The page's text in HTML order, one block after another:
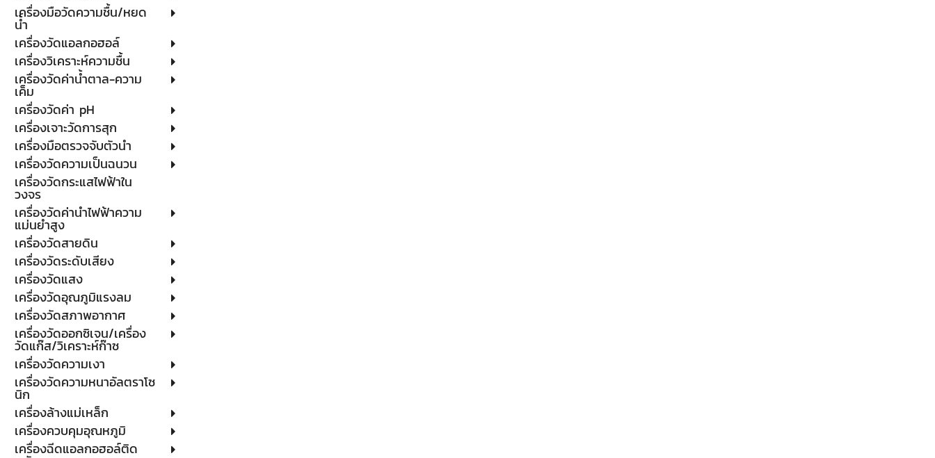
เครื่องมือวัดความชื้น/หยด
น้ำ
เครื่องวัดแอลกอฮอล์
เครื่องวิเคราะห์ความชื้น
เครื่องวัดค่าน้ำตาล-ความ
เค็ม
เครื่องวัดค่า pH
เครื่องเจาะวัดการสุก
เครื่องมือตรวจจับตัวนำ
เครื่องวัดความเป็นฉนวน
เครื่องวัดกระแสไฟฟ้าใน
วงจร
เครื่องวัดค่านำไฟฟ้าความ
แม่นยำสูง
เครื่องวัดสายดิน
เครื่องวัดระดับเสียง
เครื่องวัดแสง
เครื่องวัดอุณภูมิแรงลม
เครื่องวัดสภาพอากาศ
เครื่องวัดออกซิเจน/เครื่อง
วัดแก๊ส/วิเคราะห์ก๊าซ
เครื่องวัดความเงา
เครื่องวัดความหนาอัลตราโซ
นิก
เครื่องล้างแม่เหล็ก
เครื่องควบคุมอุณหภูมิ
เครื่องฉีดแอลกอฮอล์ติด